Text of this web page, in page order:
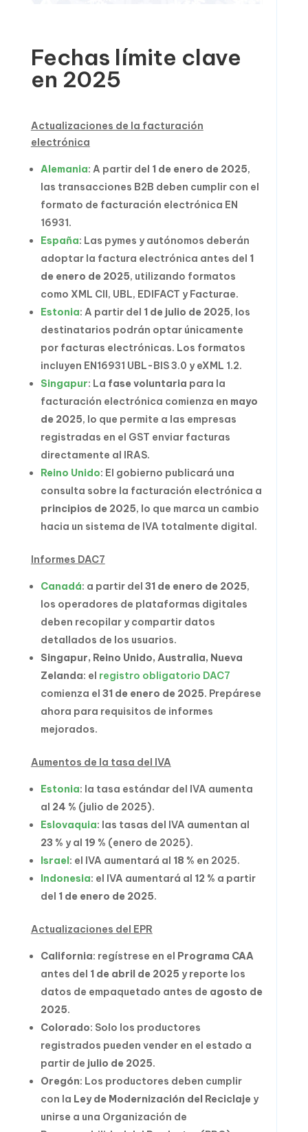
Fechas límite clave
en 2025
Actualizaciones de la facturación
electrónica
Alemania: A partir del 1 de enero de 2025,
las transacciones B2B deben cumplir con el
formato de facturación electrónica EN
16931.
España: Las pymes y autónomos deberán
adoptar la factura electrónica antes del 1
de enero de 2025, utilizando formatos
como XML CII, UBL, EDIFACT y Facturae.
Estonia: A partir del 1 de julio de 2025, los
destinatarios podrán optar únicamente
por facturas electrónicas. Los formatos
incluyen EN16931 UBL-BIS 3.0 y eXML 1.2.
Singapur: La fase voluntaria para la
facturación electrónica comienza en mayo
de 2025, lo que permite a las empresas
registradas en el GST enviar facturas
directamente al IRAS.
Reino Unido: El gobierno publicará una
consulta sobre la facturación electrónica a
principios de 2025, lo que marca un cambio
hacia un sistema de IVA totalmente digital.
Informes DAC7
Canadá: a partir del 31 de enero de 2025,
los operadores de plataformas digitales
deben recopilar y compartir datos
detallados de los usuarios.
Singapur, Reino Unido, Australia, Nueva
Zelanda: el registro obligatorio DAC7
comienza el 31 de enero de 2025. Prepárese
ahora para requisitos de informes
mejorados.
Aumentos de la tasa del IVA
Estonia: la tasa estándar del IVA aumenta
al 24 % (julio de 2025).
Eslovaquia: las tasas del IVA aumentan al
23 % y al 19 % (enero de 2025).
Israel: el IVA aumentará al 18 % en 2025.
Indonesia: el IVA aumentará al 12 % a partir
del 1 de enero de 2025.
Actualizaciones del EPR
California: regístrese en el Programa CAA
antes del 1 de abril de 2025 y reporte los
datos de empaquetado antes de agosto de
2025.
Colorado: Solo los productores
registrados pueden vender en el estado a
partir de julio de 2025.
Oregón: Los productores deben cumplir
con la Ley de Modernización del Reciclaje y
unirse a una Organización de